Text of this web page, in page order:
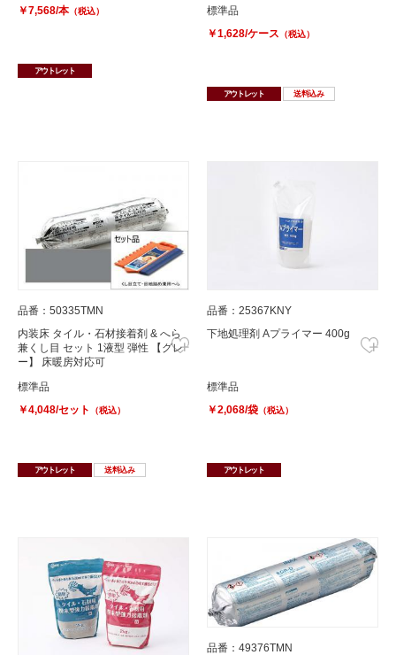
￥7,568/本 （税込）
アウトレット
標準品
￥1,628/ケース （税込）
アウトレット 送料込み
品番：50335TMN
内装床 タイル・石材接着剤 & へら
兼くし目 セット 1液型 弾性 【グレ
ー】 床暖房対応可
標準品
￥4,048/セット
（税込）
アウトレット 送料込み
品番：25367KNY
下地処理剤 Aプライマー 400g
標準品
￥2,068/袋 （税込）
アウトレット
品番：49376TMN